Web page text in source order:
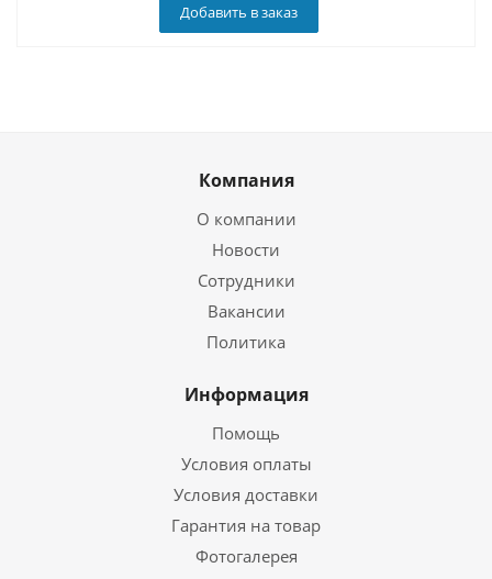
Добавить в заказ
Компания
О компании
Новости
Сотрудники
Вакансии
Политика
Информация
Помощь
Условия оплаты
Условия доставки
Гарантия на товар
Фотогалерея